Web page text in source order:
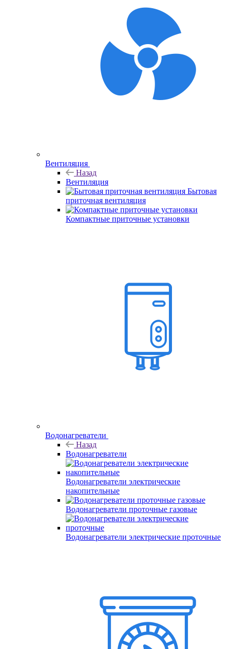
Вентиляция
Назад
Вентиляция
Бытовая
приточная вентиляция
Компактные приточные установки
Водонагреватели
Назад
Водонагреватели
Водонагреватели электрические
накопительные
Водонагреватели проточные газовые
Водонагреватели электрические проточные